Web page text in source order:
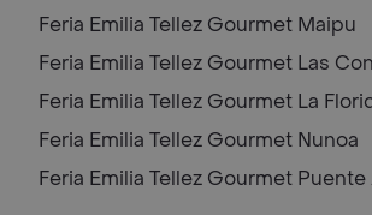
Feria Emilia Tellez Gourmet Maipu
Feria Emilia Tellez Gourmet Las
Feria Emilia Tellez Gourmet La
Feria Emilia Tellez Gourmet Nunoa
Feria Emilia Tellez Gourmet Puente